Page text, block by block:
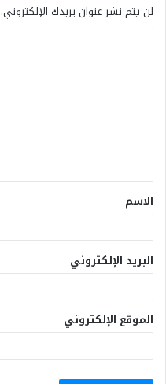
لن يتم نشر عنوان بريدك الإلكتروني.
الاسم
البريد الإلكتروني
الموقع الإلكتروني